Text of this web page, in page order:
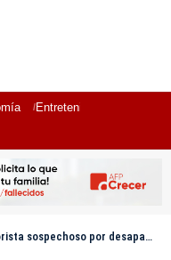
Entretenimiento
de adolescente de 12 años en Santiago